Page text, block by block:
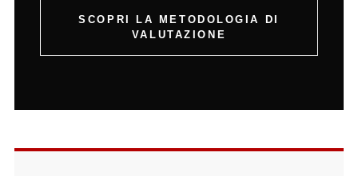
SCOPRI LA METODOLOGIA DI
VALUTAZIONE